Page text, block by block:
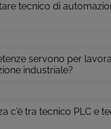
tecnico di
servono per
industriale?
c'è tra tecnico PLC e